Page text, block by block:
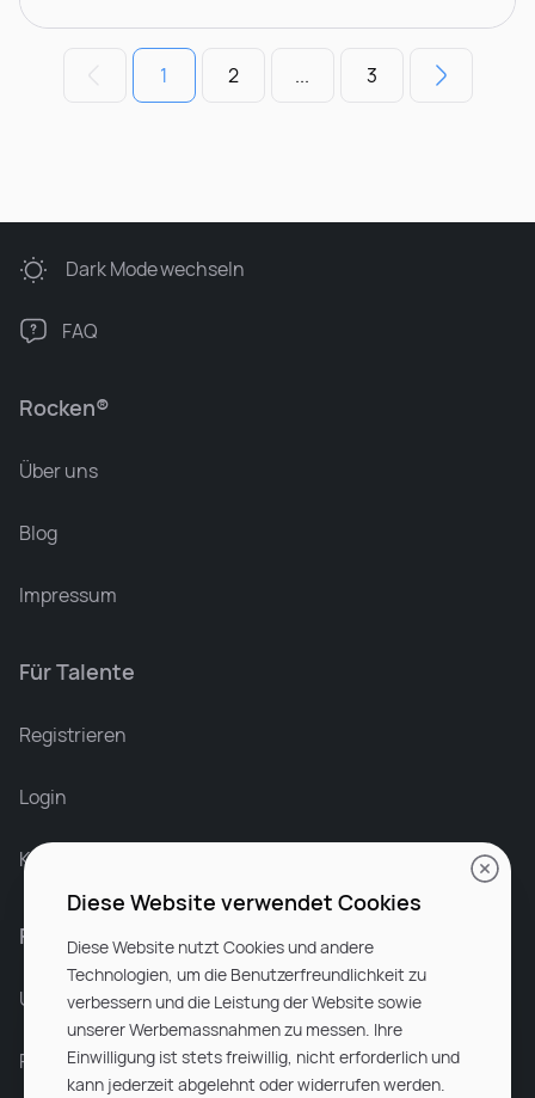
1 2 ... 3
Rocken®
Über uns
Blog
Impressum
Für Talente
Registrieren
Login
Karriere bei Rocken
Für Unternehmen
Unsere Dienstleistungen
Partnerunternehmen
Dark Modewechseln
FAQ
Diese Website verwendet Cookies
Diese Website nutzt Cookies und andere
Technologien, um die Benutzerfreundlichkeit zu
verbessern und die Leistung der Website sowie
unserer Werbemassnahmen zu messen. Ihre
Einwilligung ist stets freiwillig, nicht erforderlich und
kann jederzeit abgelehnt oder widerrufen werden.